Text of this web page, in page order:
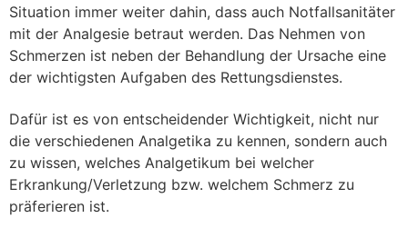
Situation immer weiter dahin, dass auch Notfallsanitäter
mit der Analgesie betraut werden. Das Nehmen von
Schmerzen ist neben der Behandlung der Ursache eine
der wichtigsten Aufgaben des Rettungsdienstes.
Dafür ist es von entscheidender Wichtigkeit, nicht nur
die verschiedenen Analgetika zu kennen, sondern auch
zu wissen, welches Analgetikum bei welcher
Erkrankung/Verletzung bzw. welchem Schmerz zu
präferieren ist.